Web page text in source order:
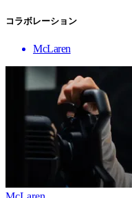
コラボレーション
McLaren